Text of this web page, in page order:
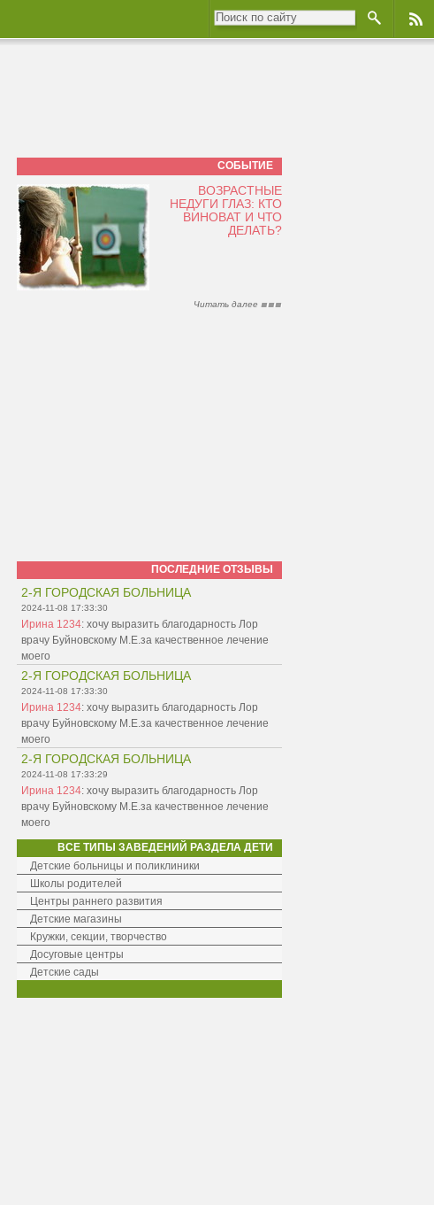
СОБЫТИЕ
ВОЗРАСТНЫЕ
НЕДУГИ ГЛАЗ: КТО
ВИНОВАТ И ЧТО
ДЕЛАТЬ?
Читать далее
ПОСЛЕДНИЕ ОТЗЫВЫ
2-Я ГОРОДСКАЯ БОЛЬНИЦА
2024-11-08 17:33:30
Ирина 1234: хочу выразить благодарность Лор
врачу Буйновскому М.Е.за качественное лечение
моего
2-Я ГОРОДСКАЯ БОЛЬНИЦА
2024-11-08 17:33:30
Ирина 1234: хочу выразить благодарность Лор
врачу Буйновскому М.Е.за качественное лечение
моего
2-Я ГОРОДСКАЯ БОЛЬНИЦА
2024-11-08 17:33:29
Ирина 1234: хочу выразить благодарность Лор
врачу Буйновскому М.Е.за качественное лечение
моего
ВСЕ ТИПЫ ЗАВЕДЕНИЙ РАЗДЕЛА ДЕТИ
Детские больницы и поликлиники
Школы родителей
Центры раннего развития
Детские магазины
Кружки, секции, творчество
Досуговые центры
Детские сады